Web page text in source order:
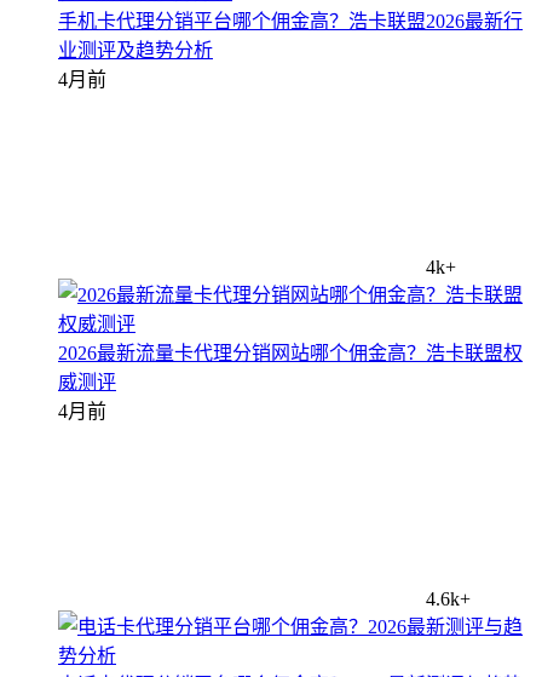
手机卡代理分销平台哪个佣金高？浩卡联盟2026最新行
业测评及趋势分析
4月前
4k+
2026最新流量卡代理分销网站哪个佣金高？浩卡联盟权
威测评
4月前
4.6k+